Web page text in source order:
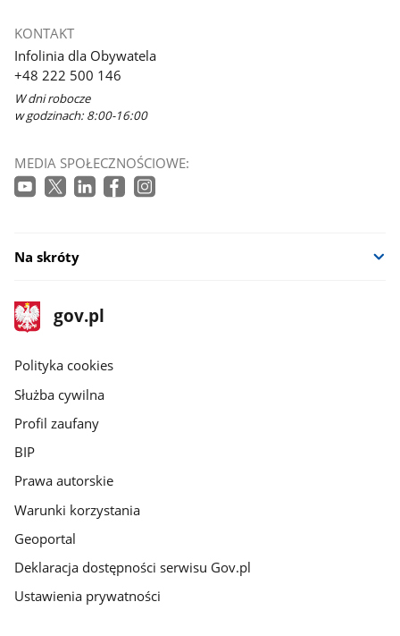
KONTAKT
Infolinia dla Obywatela
+48 222 500 146
W dni robocze
w godzinach: 8:00-16:00
MEDIA SPOŁECZNOŚCIOWE:
Na skróty
stopka
gov.pl
Strona
gov.pl
gov.pl
Polityka cookies
Służba cywilna
Profil zaufany
BIP
Prawa autorskie
Warunki korzystania
Geoportal
Deklaracja dostępności serwisu Gov.pl
Ustawienia prywatności